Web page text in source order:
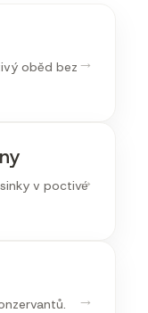
→
oběd bez
→
v poctivé
→